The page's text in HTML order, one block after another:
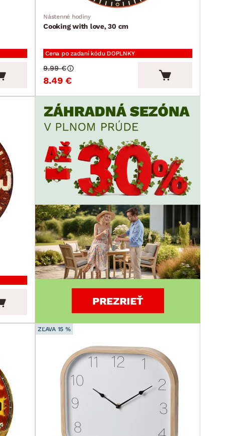
Nástenné hodiny
Cooking with love, 30 cm
Cena po zadaní kódu DOPLNKY
8.49 €
9.99 €
ZĽAVA 15 %